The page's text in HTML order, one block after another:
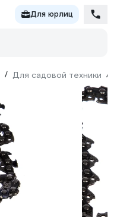
Для юрлиц
/ Для садовой техники /